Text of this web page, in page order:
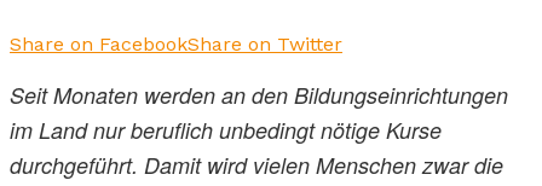
Share on FacebookShare on Twitter
Seit Monaten werden an den Bildungseinrichtungen
im Land nur beruflich unbedingt nötige Kurse
durchgeführt. Damit wird vielen Menschen zwar die